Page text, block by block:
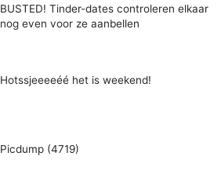
BUSTED! Tinder-dates controleren elkaar
nog even voor ze aanbellen
Hotssjeeeeéé het is weekend!
Picdump (4719)